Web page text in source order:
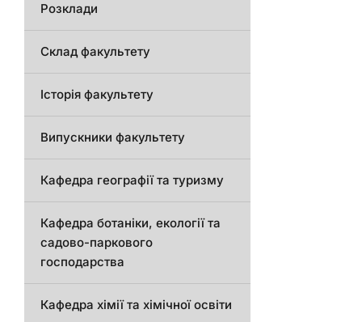
Розклади
Склад факультету
Історія факультету
Випускники факультету
Кафедра географії та туризму
Кафедра ботаніки, екології та
садово-паркового
господарства
Кафедра хімії та хімічної освіти